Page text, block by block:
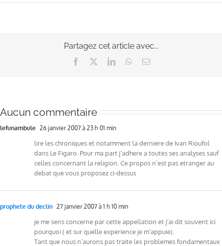
Partagez cet article avec...
Facebook LinkedInWhatsApp
Email
Aucun commentaire
lefunambule 26 janvier 2007 à 23 h 01 min
lire les chroniques et notamment la derniere de Ivan Rioufol
dans Le Figaro. Pour ma part j’adhere a toutes ses analyses sauf
celles concernant la religion. Ce propos n’est pas etranger au
debat que vous proposez ci-dessus
prophete du declin 27 janvier 2007 à 1 h 10 min
je me sens concerne par cette appellation et j’ai dit souvent ici
pourquoi ( et sur quelle experience je m’appuie).
Tant que nous n’aurons pas traite les problemes fondamentaux